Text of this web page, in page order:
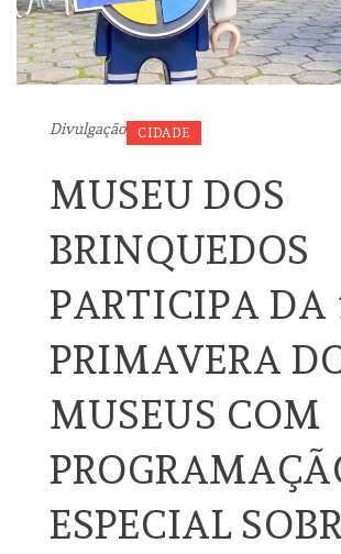
Divulgação CIDADE
MUSEU DOS
BRINQUEDOS
PARTICIPA DA
PRIMAVERA
MUSEUS COM
ESPECIAL